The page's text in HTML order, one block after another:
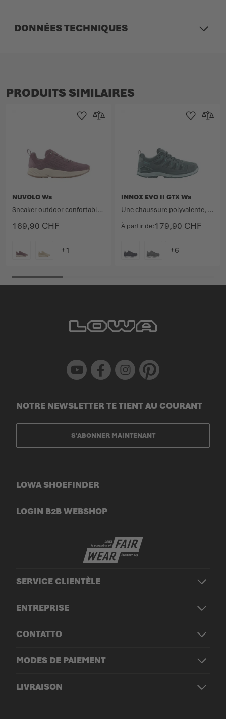
DONNÉES TECHNIQUES
PRODUITS SIMILAIRES
169,90 CHF
NUVOLO Ws
Sneaker outdoor confortable avec style.
Ajouter à la liste d'achats
Ajouter au comparateur
À partir de 179,90 CHF
INNOX EVO II GTX Ws
Une chaussure polyvalente, légère et dynamique pour une flexibilité maximale.
Ajouter à la
Ajouter
Youtube Facebook Instagram Pinterest
SERVICE CLIENTÈLE
ENTREPRISE
CONTATTO
MODES DE PAIEMENT
LIVRAISON
LOWA SHOEFINDER
LOGIN B2B WEBSHOP
NOTRE NEWSLETTER TE TIENT AU COURANT
S'ABONNER MAINTENANT